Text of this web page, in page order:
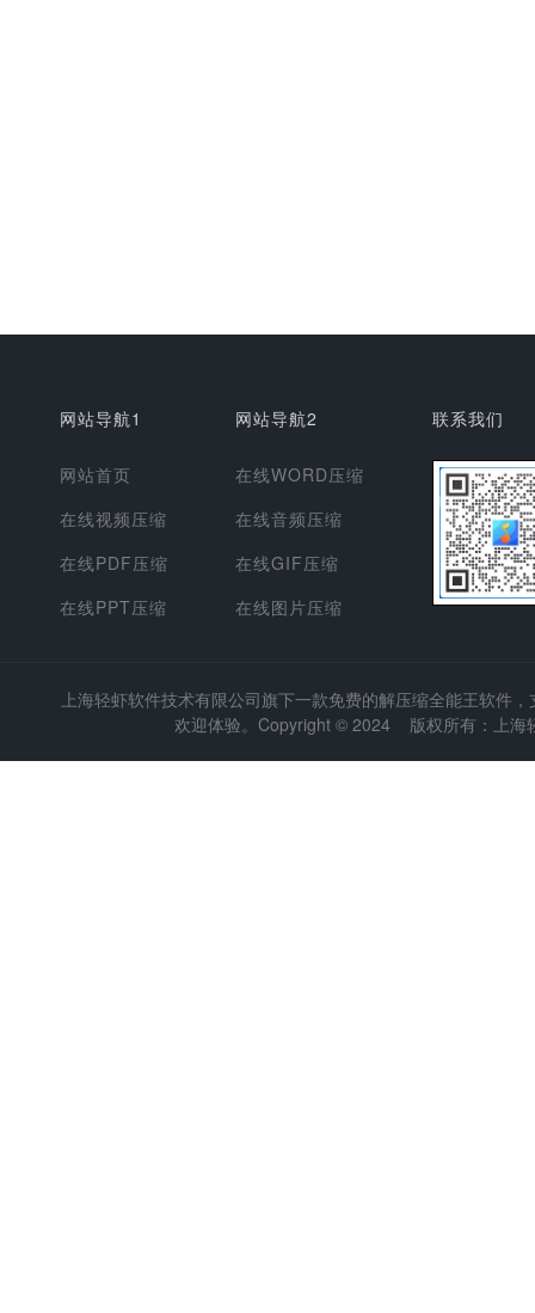
网站导航1
网站首页
在线视频压缩
在线PDF压缩
在线PPT压缩
网站导航2
在线WORD压缩
在线音频压缩
在线GIF压缩
在线图片压缩
联系我们
上海轻虾软件技术有限公司旗下一款免费的解压缩全能王软件
欢迎体验。Copyright © 2024 版权所有：上